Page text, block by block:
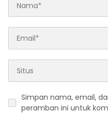
Simpan nama, email,
peramban ini untuk